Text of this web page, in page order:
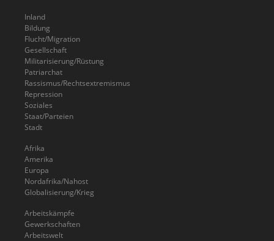
Inland
Bildung
Flucht/Migration
Gesellschaft
Militarisierung/Rüstung
Patriarchat
Rassismus/Rechtsextremismus
Repression
Soziales
Staat/Parteien
Stadt
Afrika
Amerika
Europa
Nordafrika/Nahost
Globalisierung/Krieg
Arbeitskämpfe
Gewerkschaften
Arbeitswelt